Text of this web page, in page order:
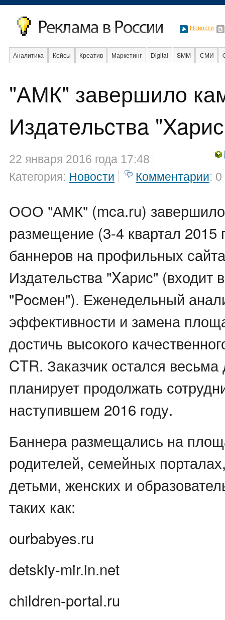
Новости
Аналитика Кейсы Креатив Маркетинг Digital SMM СМИ
"АМК" завершило
Издaтeльcтвa
22 января 2016 года 17:48
Категория: Новости Комментарии: 0
ООО "АМК" (mca.ru) завершило
размещение (3-4 квартал 2015
баннеров на профильных
Издaтeльcтвa "Xaрис" (входит
"Pocмен"). Еженедельный
эффективности и замена
достичь высокого
CTR. Заказчик остался
планирует продолжать
наступившем 2016 году.
Баннера размещались на
родителей, семейных
детьми, женских и
таких как:
ourbabyes.ru
detskiy-mir.in.net
children-portal.ru